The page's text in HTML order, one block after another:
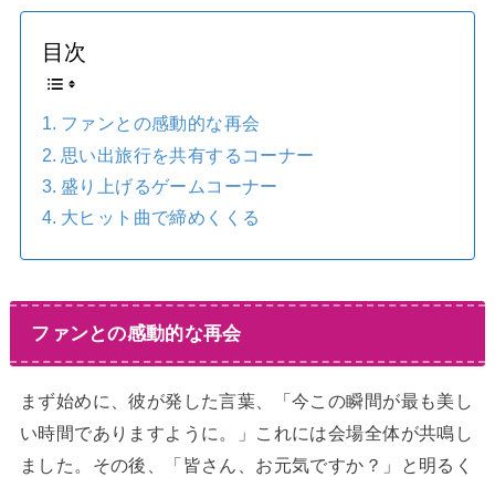
目次
ファンとの感動的な再会
思い出旅行を共有するコーナー
盛り上げるゲームコーナー
大ヒット曲で締めくくる
ファンとの感動的な再会
まず始めに、彼が発した言葉、「今この瞬間が最も美し
い時間でありますように。」これには会場全体が共鳴し
ました。その後、「皆さん、お元気ですか？」と明るく